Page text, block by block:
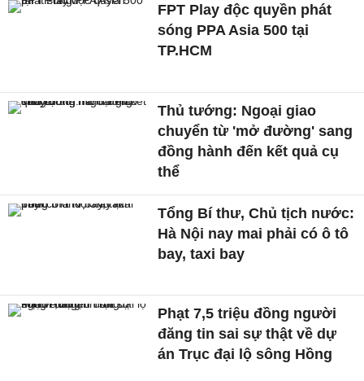
FPT Play độc quyền phát
sóng PPA Asia 500 tại
TP.HCM
Thủ tướng: Ngoại giao
chuyển từ 'mở đường' sang
đồng hành đến kết quả cụ
thể
Tổng Bí thư, Chủ tịch nước:
Hà Nội nay mai phải có ô tô
bay, taxi bay
Phạt 7,5 triệu đồng người
đăng tin sai sự thật về dự
án Trục đại lộ sông Hồng